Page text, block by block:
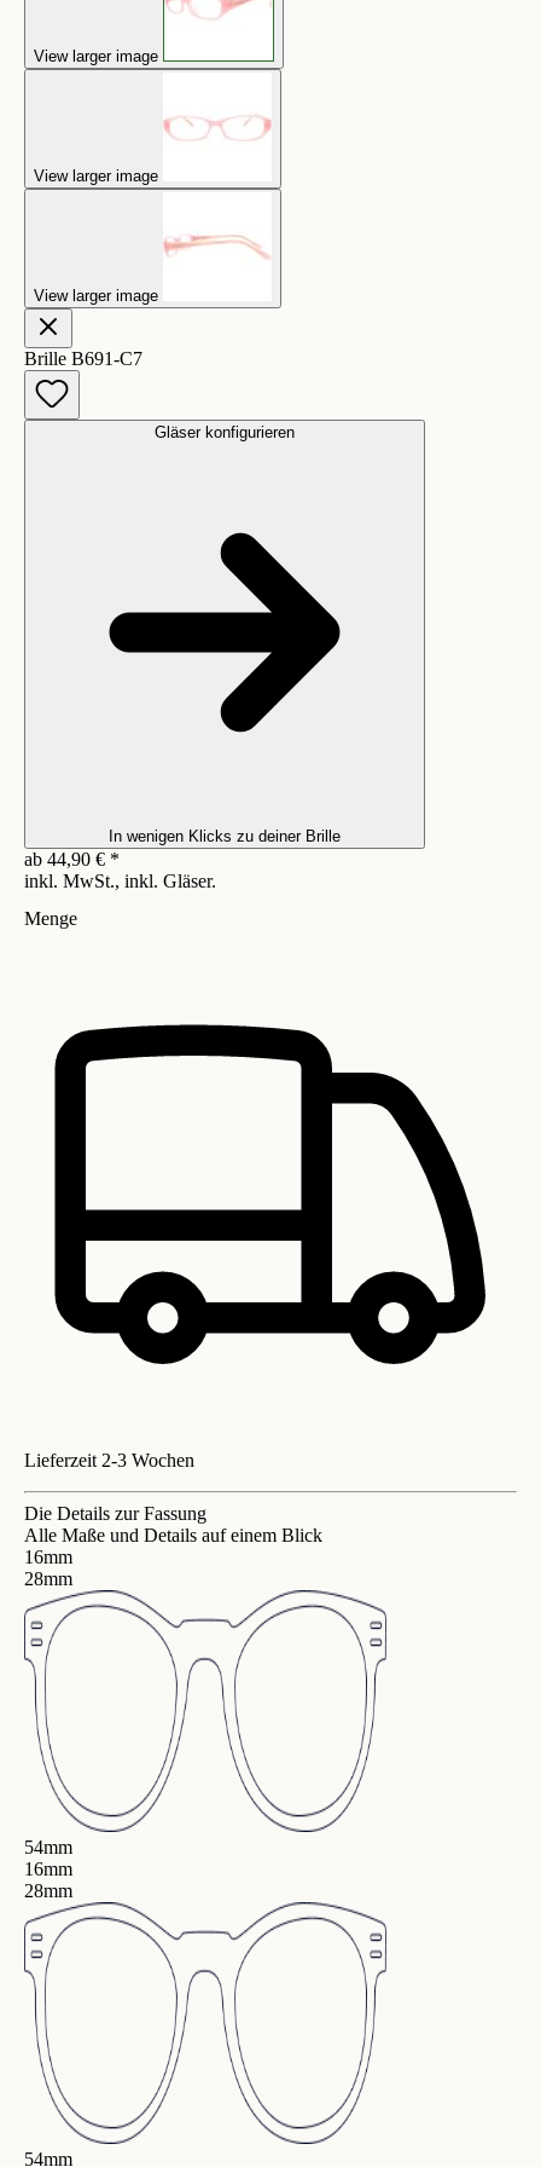
View larger image
View larger image
View larger image
Brille B691-C7
Gläser konfigurieren
In wenigen Klicks zu deiner Brille
ab 44,90 € *
inkl. MwSt., inkl. Gläser.
Menge
Lieferzeit 2-3 Wochen
Die Details zur Fassung
Alle Maße und Details auf einem Blick
16mm
28mm
54mm
16mm
28mm
54mm